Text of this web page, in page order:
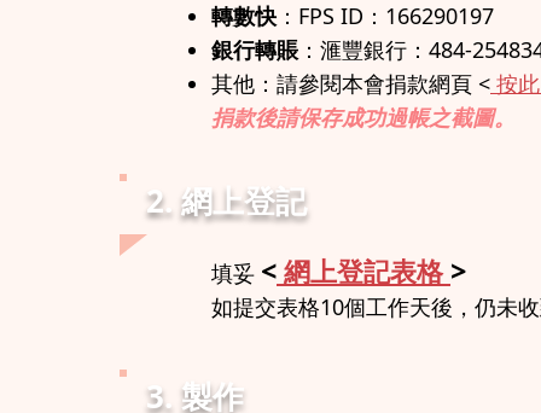
轉數快 ：FPS ID：166290197
銀行轉賬 ：滙豐銀行：484-
其他：請參閱本會捐款網頁 < 按
捐款後請保存成功過帳之截圖。
2. 網上登記
填妥 < 網上登記表格 >
如提交表格10個工作天後，仍未
3. 製作